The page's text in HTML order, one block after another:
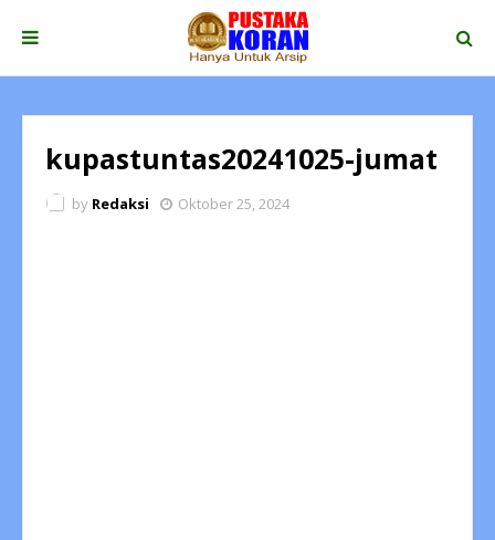
kupastuntas20241025-jumat
by Redaksi Oktober 25, 2024